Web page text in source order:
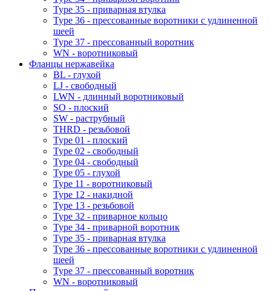
Type 35 - приварная втулка
Type 36 - прессованные воротники с удлиненной
шеей
Type 37 - прессованный воротник
WN - воротниковый
Фланцы нержавейка
BL - глухой
LJ - свободный
LWN - длинный воротниковый
SO - плоский
SW - раструбный
THRD - резьбовой
Type 01 - плоский
Type 02 - свободный
Type 04 - свободный
Type 05 - глухой
Type 11 - воротниковый
Type 12 - накидной
Type 13 - резьбовой
Type 32 - приварное кольцо
Type 34 - приварной воротник
Type 35 - приварная втулка
Type 36 - прессованные воротники с удлиненной
шеей
Type 37 - прессованный воротник
WN - воротниковый